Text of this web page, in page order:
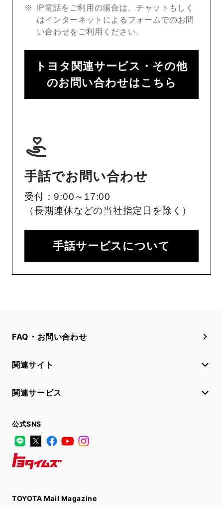
IP電話をご利用の場合は、チャットもしく
はインターネットによるフォームでのお問
い合わせをご利用ください。
トヨタ関連サービス・その他
のお問い合わせはこちら
手話でお問い合わせ
受付：9:00～17:00
（長期連休などの当社指定日を除く）
手話サービスについて
FAQ・お問い合わせ
関連サイト
関連サービス
公式SNS
LINE
X FacebookYouTube
TOYOTA Mail Magazine